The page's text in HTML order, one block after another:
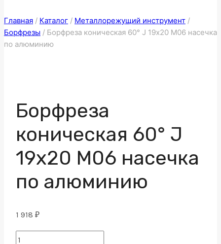
Главная / Каталог / Металлорежущий инструмент /
Борфрезы / Борфреза коническая 60° J 19х20 M06 насечка
по алюминию
Борфреза
коническая 60° J
19х20 M06 насечка
по алюминию
1 918 ₽
Борфреза